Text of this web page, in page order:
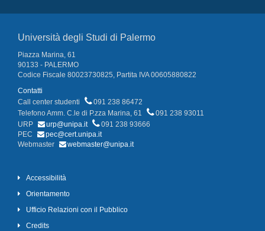
Università degli Studi di Palermo
Piazza Marina, 61
90133 - PALERMO
Codice Fiscale 80023730825, Partita IVA 00605880822
Contatti
Call center studenti
091 238 86472
Telefono Amm. C.le di P.zza Marina, 61
091 238 93011
URP
urp@unipa.it
091 238 93666
PEC
pec@cert.unipa.it
Webmaster
webmaster@unipa.it
Accessibilità
Orientamento
Ufficio Relazioni con il Pubblico
Credits